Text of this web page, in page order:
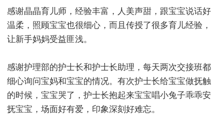
感谢晶晶育儿师，经验丰富，人美声甜，跟宝宝说话好
温柔，照顾宝宝也很细心，而且传授了很多育儿经验，
让新手妈妈受益匪浅。
感谢护理部的护士长和护士长助理，每天两次交接班都
细心询问宝妈和宝宝的情况。有次护士长给宝宝做抚触
的时候，宝宝哭了，护士长抱起来宝宝唱小兔子乖乖安
抚宝宝，场面好有爱，印象深刻好难忘。